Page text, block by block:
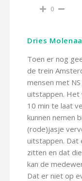
0
Dries
Toen er nog
de trein
mensen met
uitstappen. Het
10 min te laat
kunnen nemen
(rode)jasje
uitstappen. Dat
zitten en dat
kan de
Dat er niet op